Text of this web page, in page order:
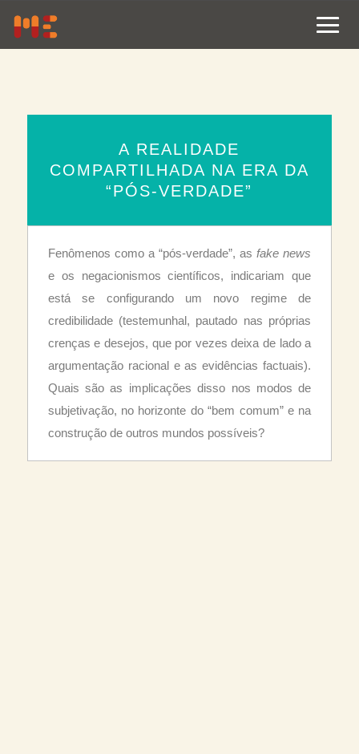
A REALIDADE
COMPARTILHADA NA ERA DA
“PÓS-VERDADE”
Fenômenos como a “pós-verdade”, asfake news
e os negacionismos científicos, indicariam que
está se configurando um novo regime de
credibilidade (testemunhal, pautado nas próprias
crenças e desejos, que por vezes deixa de lado a
argumentação racional e as evidências factuais).
Quais são as implicações disso nos modos de
subjetivação, no horizonte do “bem comum” e na
construção de outros mundos possíveis?